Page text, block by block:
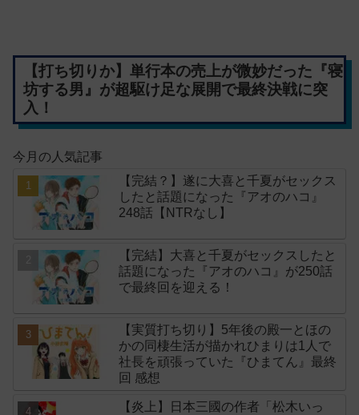
【打ち切りか】単行本の売上が微妙だった『寝
坊する男』が超駆け足な展開で最終決戦に突
入！
今月の人気記事
【完結？】遂に大喜と千夏がセックス
したと話題になった『アオのハコ』
248話【NTRなし】
【完結】大喜と千夏がセックスしたと
話題になった『アオのハコ』が250話
で最終回を迎える！
【実質打ち切り】5年後の殿一とほの
かの同棲生活が描かれひまりは1人で
社長を頑張っていた『ひまてん』最終
回 感想
【炎上】日本三國の作者「松木いっ